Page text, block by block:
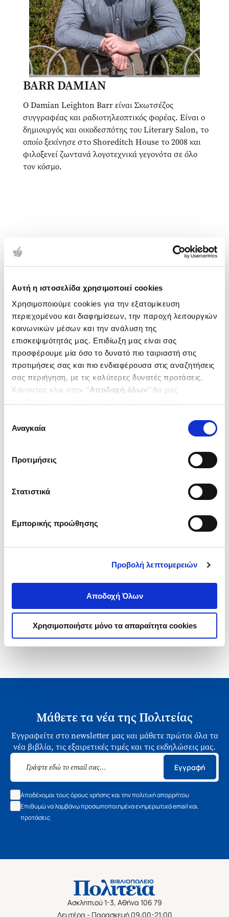
Αυτή η ιστοσελίδα χρησιμοποιεί cookies
Χρησιμοποιούμε cookies για την εξατομίκευση
περιεχομένου και διαφημίσεων, την παροχή λειτουργιών
κοινωνικών μέσων και την ανάλυση της
επισκεψιμότητάς μας. Επιδίωξη μας είναι σας
προσφέρουμε μία όσο το δυνατό πιο ταιριαστή στις
προτιμήσεις σας και πιο ενδιαφέρουσα στις αναζητήσεις
σας περιήγηση, με τις καλύτερες δυνατές προτάσεις.
Κάνοντας κλικ στην ‘’Αποδοχή όλων’’ θα μας
ενδιαφέρουν και να επιλέξετε από τα παρακάτω με την
΄΄και να ενημερωθείτε σχετικά με
συγκατάθεσης
Αναγκαία
Προτιμήσεις
Στατιστικά
Εμπορικής προώθησης
Προβολή λεπτομερειών
Αποδοχή Όλων
Χρησιμοποιήστε μόνο τα απαραίτητα cookies
BARR DAMIAN
Ο Damian Leighton Barr είναι Σκωτσέζος
συγγραφέας και ραδιοτηλεοπτικός φορέας. Είναι ο
δημιουργός και οικοδεσπότης του Literary Salon, το
οποίο ξεκίνησε στο Shoreditch House το 2008 και
φιλοξενεί ζωντανά λογοτεχνικά γεγονότα σε όλο
τον κόσμο.
Δημοτικότητα
(H/B) The Two Roberts
.79
1-1 από 1 προϊόντα
Μάθετε τα νέα της Πολιτείας
Εγγραφείτε στο newsletter μας και μάθετε πρώτοι όλα τα
νέα βιβλία, τις εξαιρετικές τιμές και τις εκδηλώσεις μας.
Εγγραφή
Αποδέχομαι τους όρους χρήσης και την πολιτική απορρήτου
Επιθυμώ να λαμβάνω προσωποποιημένα ενημερωτικά email και
προτάσεις
Ασκληπιού 1-3, Αθήνα 106 79
Δευτέρα - Παρασκευή 09:00-21:00